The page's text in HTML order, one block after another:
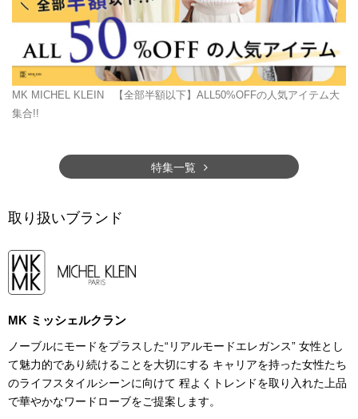
MK MICHEL KLEIN 【全部半額以下】ALL50%OFFの人気アイテム大
集合!!
特集一覧
取り扱いブランド
MK ミッシェルクラン
ノーブルにモードをプラスした“リアルモードエレガンス” 女性とし
て魅力的であり続けることを大切にする キャリアを持った女性たち
のライフスタイルシーンに向けて 程よくトレンドを取り入れた上品
で華やかなワードローブをご提案します。